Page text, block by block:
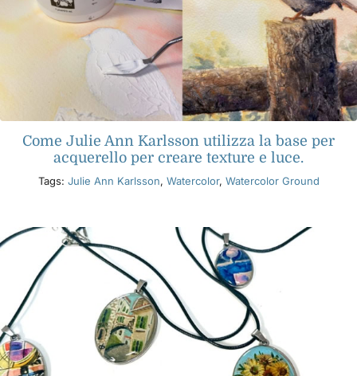
Come Julie Ann Karlsson utilizza la base per
acquerello per creare texture e luce.
Tags: Julie Ann Karlsson, Watercolor, Watercolor Ground